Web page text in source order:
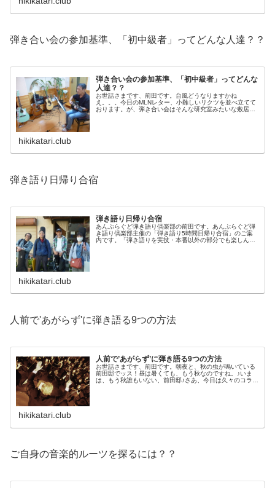
弾き合い会の参加基準、「初中級者」ってどんな人達？？
弾き合い会の参加基準、「初中級者」ってどんな
人達？？
お世話さまです、前田です。台風どうなりますかね
え。。。今日のMLNレター、小難しいリクツを並べ立てて
おります。が、弾き合い会はそんな研究室みたいな敷居の
hikikatari.club
弾き語り日帰り合宿
弾き語り日帰り合宿
あんぷらぐど弾き語り倶楽部の前田です。あんぷらぐど弾
き語り倶楽部主催の「弾き語り5時間日帰り合宿」のご案
内です。「弾き語りを実技・本番以外の部分でも楽しんで
hikikatari.club
人前で'あがらず'に弾き語る9つの方法
人前で’あがらず’に弾き語る9つの方法
お世話さまです、前田です。朝夜と、秋の虫が鳴いている
前田邸でッス！昼は暑くても、もう秋なのですね。♪いま
は、もう秋誰もいない、前田邸♪さあ、今日は久々のコラム
hikikatari.club
ご自身の音楽的ルーツを探るには？？